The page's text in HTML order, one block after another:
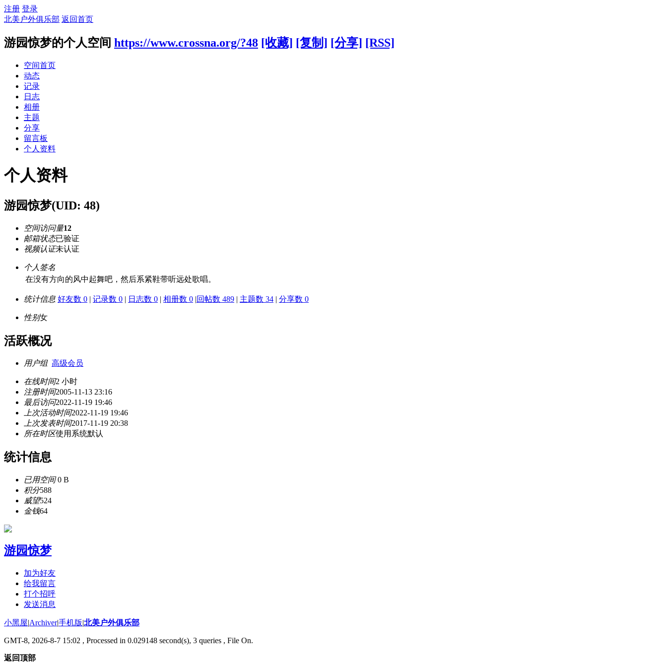
注册 登录
北美户外俱乐部 返回首页
游园惊梦的个人空间 https://www.crossna.org/?48 [收藏] [复制] [分享] [RSS]
空间首页
动态
记录
日志
相册
主题
分享
留言板
个人资料
个人资料
游园惊梦(UID: 48)
空间访问量12
邮箱状态已验证
视频认证未认证
个人签名
在没有方向的风中起舞吧，然后系紧鞋带听远处歌唱。
统计信息 好友数 0 | 记录数 0 | 日志数 0 | 相册数 0 |回帖数 489 | 主题数 34 | 分享数 0
性别女
活跃概况
用户组 高级会员
在线时间2 小时
注册时间2005-11-13 23:16
最后访问2022-11-19 19:46
上次活动时间2022-11-19 19:46
上次发表时间2017-11-19 20:38
所在时区使用系统默认
统计信息
已用空间0 B
积分588
威望524
金钱64
游园惊梦
加为好友
给我留言
打个招呼
发送消息
小黑屋|Archiver|手机版|北美户外俱乐部
GMT-8, 2026-8-7 15:02 , Processed in 0.029148 second(s), 3 queries , File On.
返回顶部